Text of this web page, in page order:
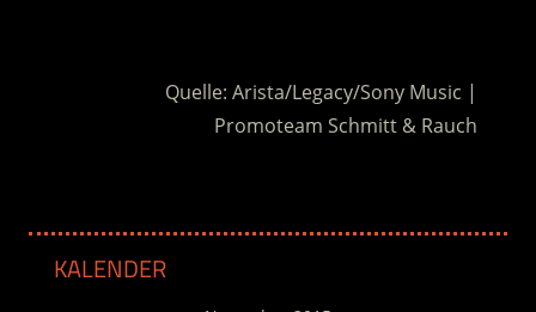
Quelle: Arista/Legacy/Sony Music |
Promoteam Schmitt & Rauch
KALENDER